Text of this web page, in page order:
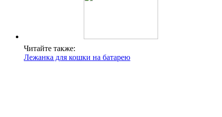
Читайте также:
Лежанка для кошки на батарею